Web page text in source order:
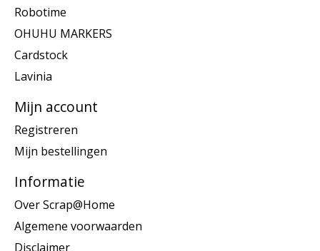
Robotime
OHUHU MARKERS
Cardstock
Lavinia
Mijn account
Registreren
Mijn bestellingen
Informatie
Over Scrap@Home
Algemene voorwaarden
Disclaimer